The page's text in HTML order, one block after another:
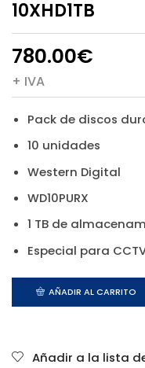
10XHD1TB
780.00€
+ IVA
Pack de discos
10 unidades
Western Digital
WD10PURX
1 TB de
Especial para
AÑADIR AL CARRITO
Añadir a la lista